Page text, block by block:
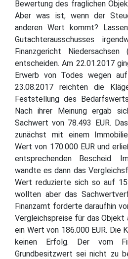
Bewertung des fraglichen
Aber was ist, wenn der
anderen Wert kommt?
Gutachterausschusses
Finanzgericht
entscheiden. Am 22.01.2017
Erwerb von Todes wegen
23.08.2017 reichten die
Feststellung des
Nach ihrer Meinung ergab
Sachwert von 78.493 EUR.
zunächst mit einem
Wert von 170.000 EUR und
entsprechenden Bescheid.
wandte es dann das
Wert reduzierte sich so auf
wollten aber das
Finanzamt forderte daraufhin
Vergleichspreise für das Objekt
ein Wert von 186.000 EUR. Die
keinen Erfolg. Der vom
Grundbesitzwert sei nicht zu